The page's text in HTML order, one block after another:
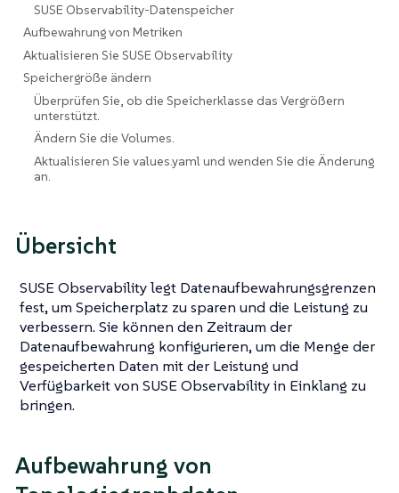
SUSE Observability-Datenspeicher
Aufbewahrung von Metriken
Aktualisieren Sie SUSE Observability
Speichergröße ändern
Überprüfen Sie, ob die Speicherklasse das Vergrößern
unterstützt.
Ändern Sie die Volumes.
Aktualisieren Sie values.yaml und wenden Sie die Änderung
an.
Übersicht
SUSE Observability legt Datenaufbewahrungsgrenzen
fest, um Speicherplatz zu sparen und die Leistung zu
verbessern. Sie können den Zeitraum der
Datenaufbewahrung konfigurieren, um die Menge der
gespeicherten Daten mit der Leistung und
Verfügbarkeit von SUSE Observability in Einklang zu
bringen.
Aufbewahrung von